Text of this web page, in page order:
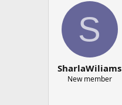
ы
л
S
SharlaWiliams
New member